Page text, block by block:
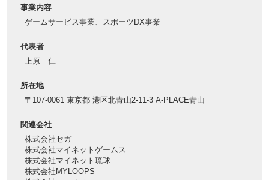
事業内容
ゲームサービス事業、スポーツDX事業
代表者
上原 仁
所在地
〒107-0061 東京都 港区北青山2-11-3 A-PLACE青山
関連会社
株式会社セガ
株式会社マイネットゲームス
株式会社マイネット琉球
株式会社MYLOOPS